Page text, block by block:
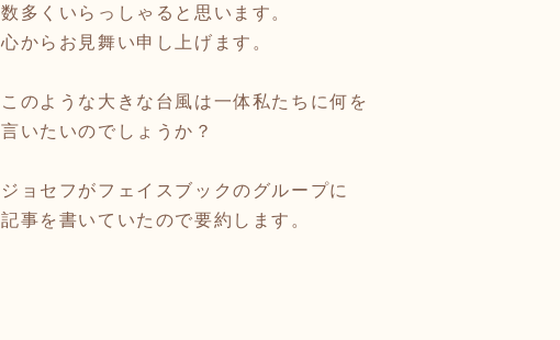
数多くいらっしゃると思います。
心からお見舞い申し上げます。
このような大きな台風は一体私たちに何を
言いたいのでしょうか？
ジョセフがフェイスブックのグループに
記事を書いていたので要約します。